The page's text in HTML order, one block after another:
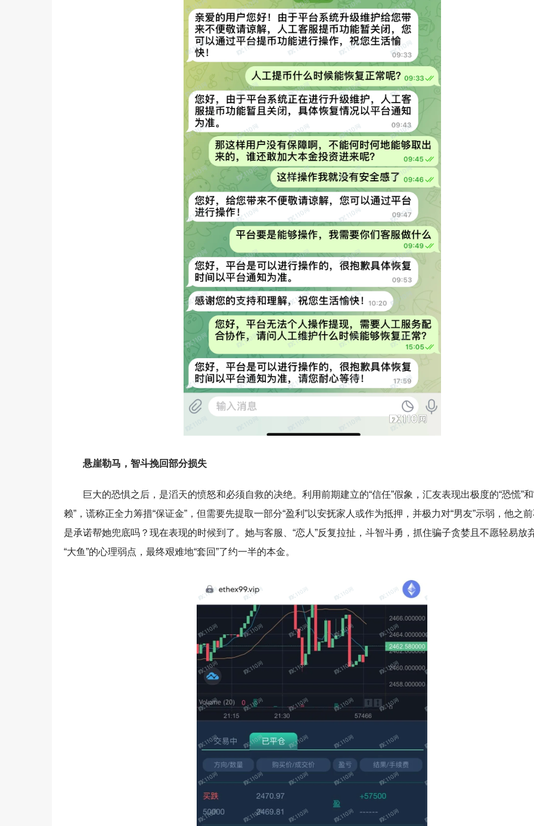
悬崖勒马，智斗挽回部分损失
巨大的恐惧之后，是滔天的愤怒和必须自救的决绝。利用前期建立的“信任”假象，汇友表现出极度的“恐慌”和
赖”，谎称正全力筹措“保证金”，但需要先提取一部分“盈利”以安抚家人或作为抵押，并极力对“男友”示弱，他之
是承诺帮她兜底吗？现在表现的时候到了。她与客服、“恋人”反复拉扯，斗智斗勇，抓住骗子贪婪且不愿轻易放
“大鱼”的心理弱点，最终艰难地“套回”了约一半的本金。